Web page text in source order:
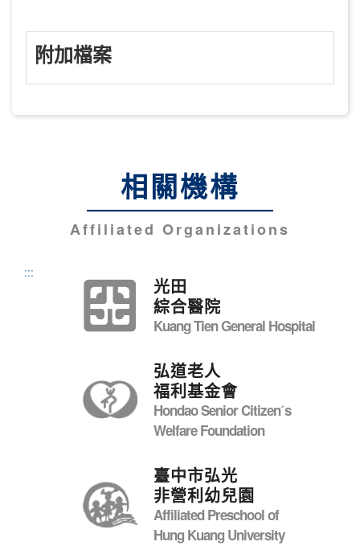
附加檔案
相關機構
Affiliated Organizations
:::
光田
綜合醫院
Kuang Tien General Hospital
弘道老人
福利基金會
Hondao Senior Citizenˊs
Welfare Foundation
臺中市弘光
非營利幼兒園
Affiliated Preschool of
Hung Kuang University